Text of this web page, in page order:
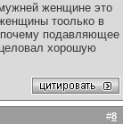
женщине это
тоолько в
почему подавляющее
хорошую
#8